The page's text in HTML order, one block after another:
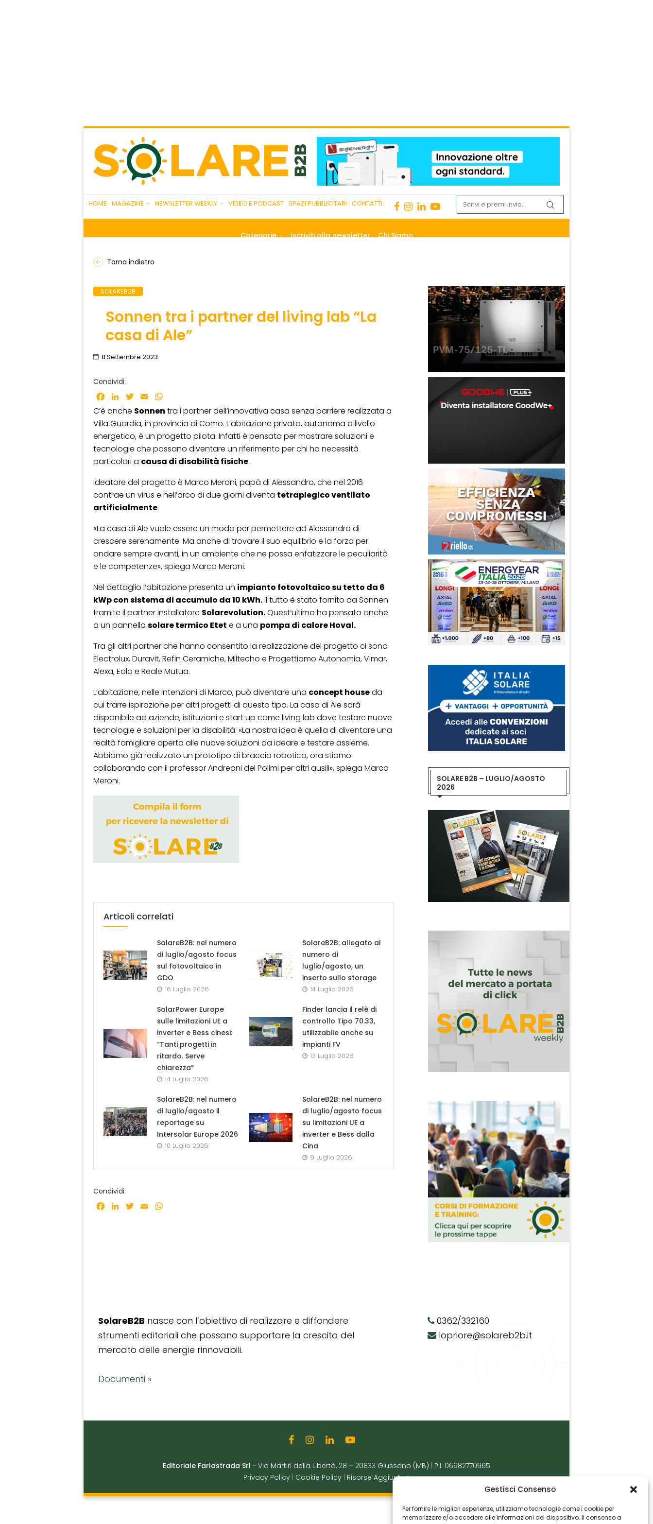
Gestisci Consenso
Per fornire le migliori esperienze, utilizziamo tecnologie come i cookie per
memorizzare e/o accedere alle informazioni del dispositivo. Il consenso a
HOME MAGAZINE NEWSLETTER WEEKLY VIDEO E PODCAST SPAZI PUBBLICITARI CONTATTI
Categorie Iscriviti alla newsletter Chi Siamo
Torna indietro
SOLAREB2B
Sonnen tra i partner del living lab “La
casa di Ale”
8 Settembre 2023
Condividi:
Facebook
LinkedInTwitter
Email
C’è anche Sonnen tra i partner dell’innovativa casa senza barriere realizzata a
Villa Guardia, in provincia di Como. L’abitazione privata, autonoma a livello
energetico, è un progetto pilota. Infatti è pensata per mostrare soluzioni e
tecnologie che possano diventare un riferimento per chi ha necessità
particolari a causa di disabilità fisiche.
Ideatore del progetto è Marco Meroni, papà di Alessandro, che nel 2016
contrae un virus e nell’arco di due giorni diventa tetraplegico ventilato
artificialmente.
«La casa di Ale vuole essere un modo per permettere ad Alessandro di
crescere serenamente. Ma anche di trovare il suo equilibrio e la forza per
andare sempre avanti, in un ambiente che ne possa enfatizzare le peculiarità
e le competenze», spiega Marco Meroni.
Nel dettaglio l’abitazione presenta un impianto fotovoltaico su tetto da 6
kWp con sistema di accumulo da 10 kWh.Il tutto è stato fornito da Sonnen
tramite il partner installatore Solarevolution.Quest’ultimo ha pensato anche
a un pannello solare termico Etet e a una pompa di calore Hoval.
Tra gli altri partner che hanno consentito la realizzazione del progetto ci sono
Electrolux, Duravit, Refin Ceramiche, Miltecho e Progettiamo Autonomia, Vimar,
Alexa, Eolo e Reale Mutua.
L’abitazione, nelle intenzioni di Marco, può diventare una concept houseda
cui trarre ispirazione per altri progetti di questo tipo. La casa di Ale sarà
disponibile ad aziende, istituzioni e start up come living lab dove testare nuove
tecnologie e soluzioni per la disabilità. «La nostra idea è quella di diventare una
realtà famigliare aperta alle nuove soluzioni da ideare e testare assieme.
Abbiamo già realizzato un prototipo di braccio robotico, ora stiamo
collaborando con il professor Andreoni del Polimi per altri ausili», spiega Marco
Meroni.
Articoli correlati
SolareB2B: nel numero
di luglio/agosto focus
sul fotovoltaico in
GDO
16 Luglio 2026
SolareB2B: allegato al
numero di
luglio/agosto, un
inserto sullo storage
14 Luglio 2026
SolarPower Europe
sulle limitazioni UE a
inverter e Bess cinesi:
“Tanti progetti in
ritardo. Serve
chiarezza”
14 Luglio 2026
Finder lancia il relè di
controllo Tipo 70.33,
utilizzabile anche su
impianti FV
13 Luglio 2026
SolareB2B: nel numero
di luglio/agosto il
reportage su
Intersolar Europe 2026
10 Luglio 2026
SolareB2B: nel numero
di luglio/agosto focus
su limitazioni UE a
inverter e Bess dalla
Cina
9 Luglio 2026
Condividi:
Facebook
LinkedInTwitter
Email
SOLARE B2B – LUGLIO/AGOSTO
2026
SolareB2B nasce con l’obiettivo di realizzare e diffondere
strumenti editoriali che possano supportare la crescita del
mercato delle energie rinnovabili.
Documenti »
0362/332160
lopriore@solareb2b.it
Editoriale Farlastrada Srl - Via Martiri della Libertà, 28 – 20833 Giussano (MB)
P.I. 06982770965
Privacy Policy
Cookie Policy Risorse Aggiuntive